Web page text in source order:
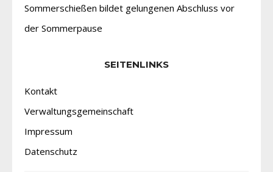
Sommerschießen bildet gelungenen Abschluss vor
der Sommerpause
SEITENLINKS
Kontakt
Verwaltungsgemeinschaft
Impressum
Datenschutz